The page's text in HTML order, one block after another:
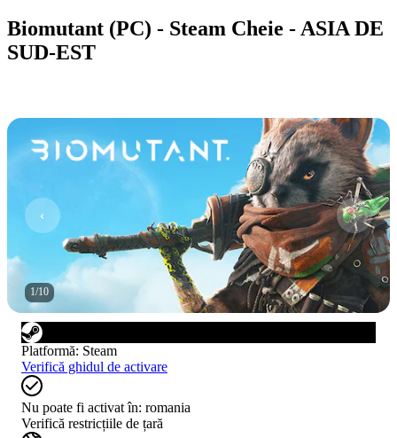
Biomutant (PC) - Steam Cheie - ASIA DE
SUD-EST
1/10
Platformă: Steam
Verifică ghidul de activare
Nu poate fi activat în: romania
Verifică restricțiile de țară